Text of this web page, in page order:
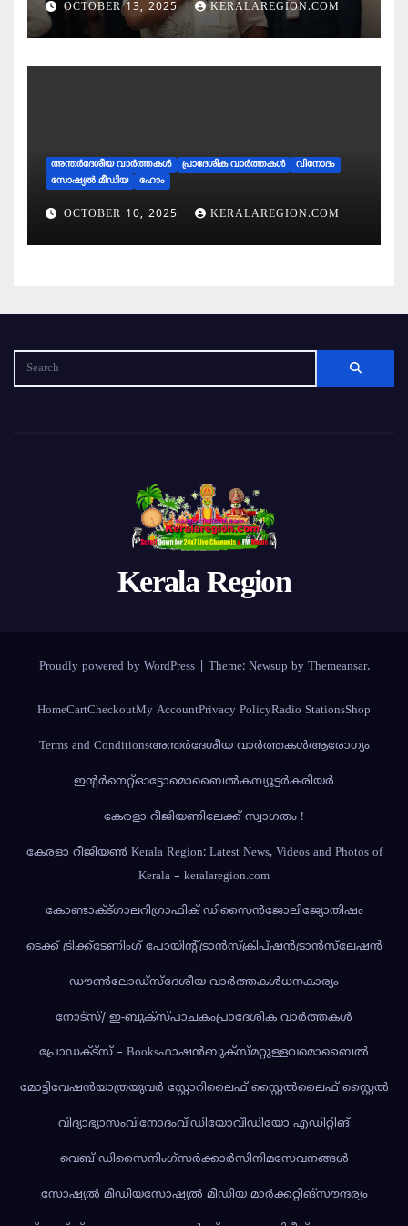
ആഗ്രഹമെന്ന് സുരേഷ് ഗോപി
OCTOBER 13, 2025 KERALAREGION.COM
അന്തര്‍ദേശീയ വാര്‍ത്തകള്‍ പ്രാദേശിക വാര്‍ത്തകള്‍
വിനോദം
സോഷ്യല്‍ മീഡിയ
ഹോം
OCTOBER 10, 2025 KERALAREGION.COM
Kerala Region
Proudly powered by WordPress Theme: Newsup by Themeansar.
HomeCartCheckoutMy AccountPrivacy PolicyRadio StationsShop
Terms and Conditionsഅന്തര്‍ദേശീയ വാര്‍ത്തകള്‍ആരോഗ്യം
ഇന്റർനെറ്റ്ഓട്ടോമൊബൈൽകമ്പ്യൂട്ടര്‍കരിയര്‍
കേരളാ റീജിയണിലേക്ക് സ്വാഗതം !
കേരളാ റീജിയണ്‍ Kerala Region: Latest News, Videos and Photos of
Kerala – keralaregion.com
കോണ്ടാക്ട്ഗാലറിഗ്രാഫിക് ഡിസൈൻജോലിജ്യോതിഷം
ടെക്ക് ട്രിക്ക്ടേണിംഗ് പോയിന്റ്ട്രാൻസ്‌ക്രിപ്‌ഷൻട്രാൻസ്‌ലേഷൻ
ഡൗണ്‍ലോഡ്സ്ദേശീയ വാര്‍ത്തകള്‍ധനകാര്യം
നോട്സ്/ ഇ-ബുക്സ്പാചകംപ്രാദേശിക വാര്‍ത്തകള്‍
പ്രോഡക്ട്സ് – Booksഫാഷൻബുക്സ്മറ്റുള്ളവമൊബൈല്‍
മോട്ടിവേഷൻയാത്രയുവർ സ്റ്റോറിലൈഫ് സ്റ്റൈല്‍ലൈഫ് സ്റ്റൈൽ
വിദ്യാഭ്യാസംവിനോദംവീഡിയോവീഡിയോ എഡിറ്റിങ്
വെബ് ഡിസൈനിംഗ്സർക്കാർസിനിമസേവനങ്ങള്‍
സോഷ്യല്‍ മീഡിയസോഷ്യൽ മീഡിയ മാർക്കറ്റിങ്സൗന്ദര്യം